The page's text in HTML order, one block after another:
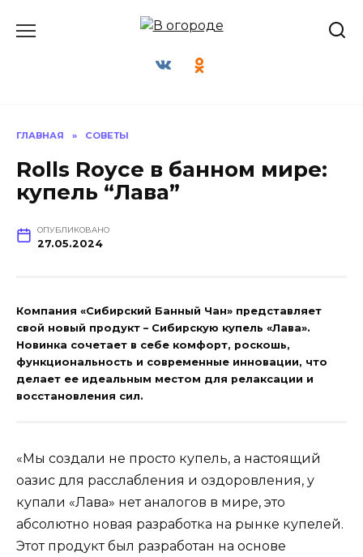
ГЛАВНАЯ » СОВЕТЫ
Rolls Royce в банном мире:
купель “Лава”
ОПУБЛИКОВАНО
27.05.2024
Компания «Сибирский Банный Чан» представляет
свой новый продукт – Сибирскую купель «Лава».
Новинка сочетает в себе комфорт, роскошь,
функциональность и современные инновации, что
делает ее идеальным местом для релаксации и
восстановления сил.
«Мы создали не просто купель, а настоящий
оазис для расслабления и оздоровления, у
купали «Лава» нет аналогов в мире, это
абсолютно новая разработка на рынке купелей.
Этот продукт был разработан на основе